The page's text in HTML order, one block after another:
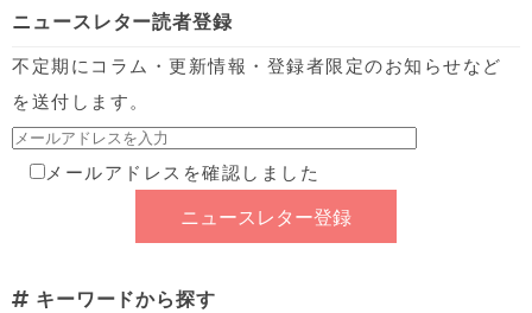
ニュースレター読者登録
不定期にコラム・更新情報・登録者限定のお知らせなど
を送付します。
メールアドレスを確認しました
キーワードから探す